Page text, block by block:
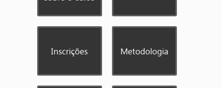
Inscrições Metodologia